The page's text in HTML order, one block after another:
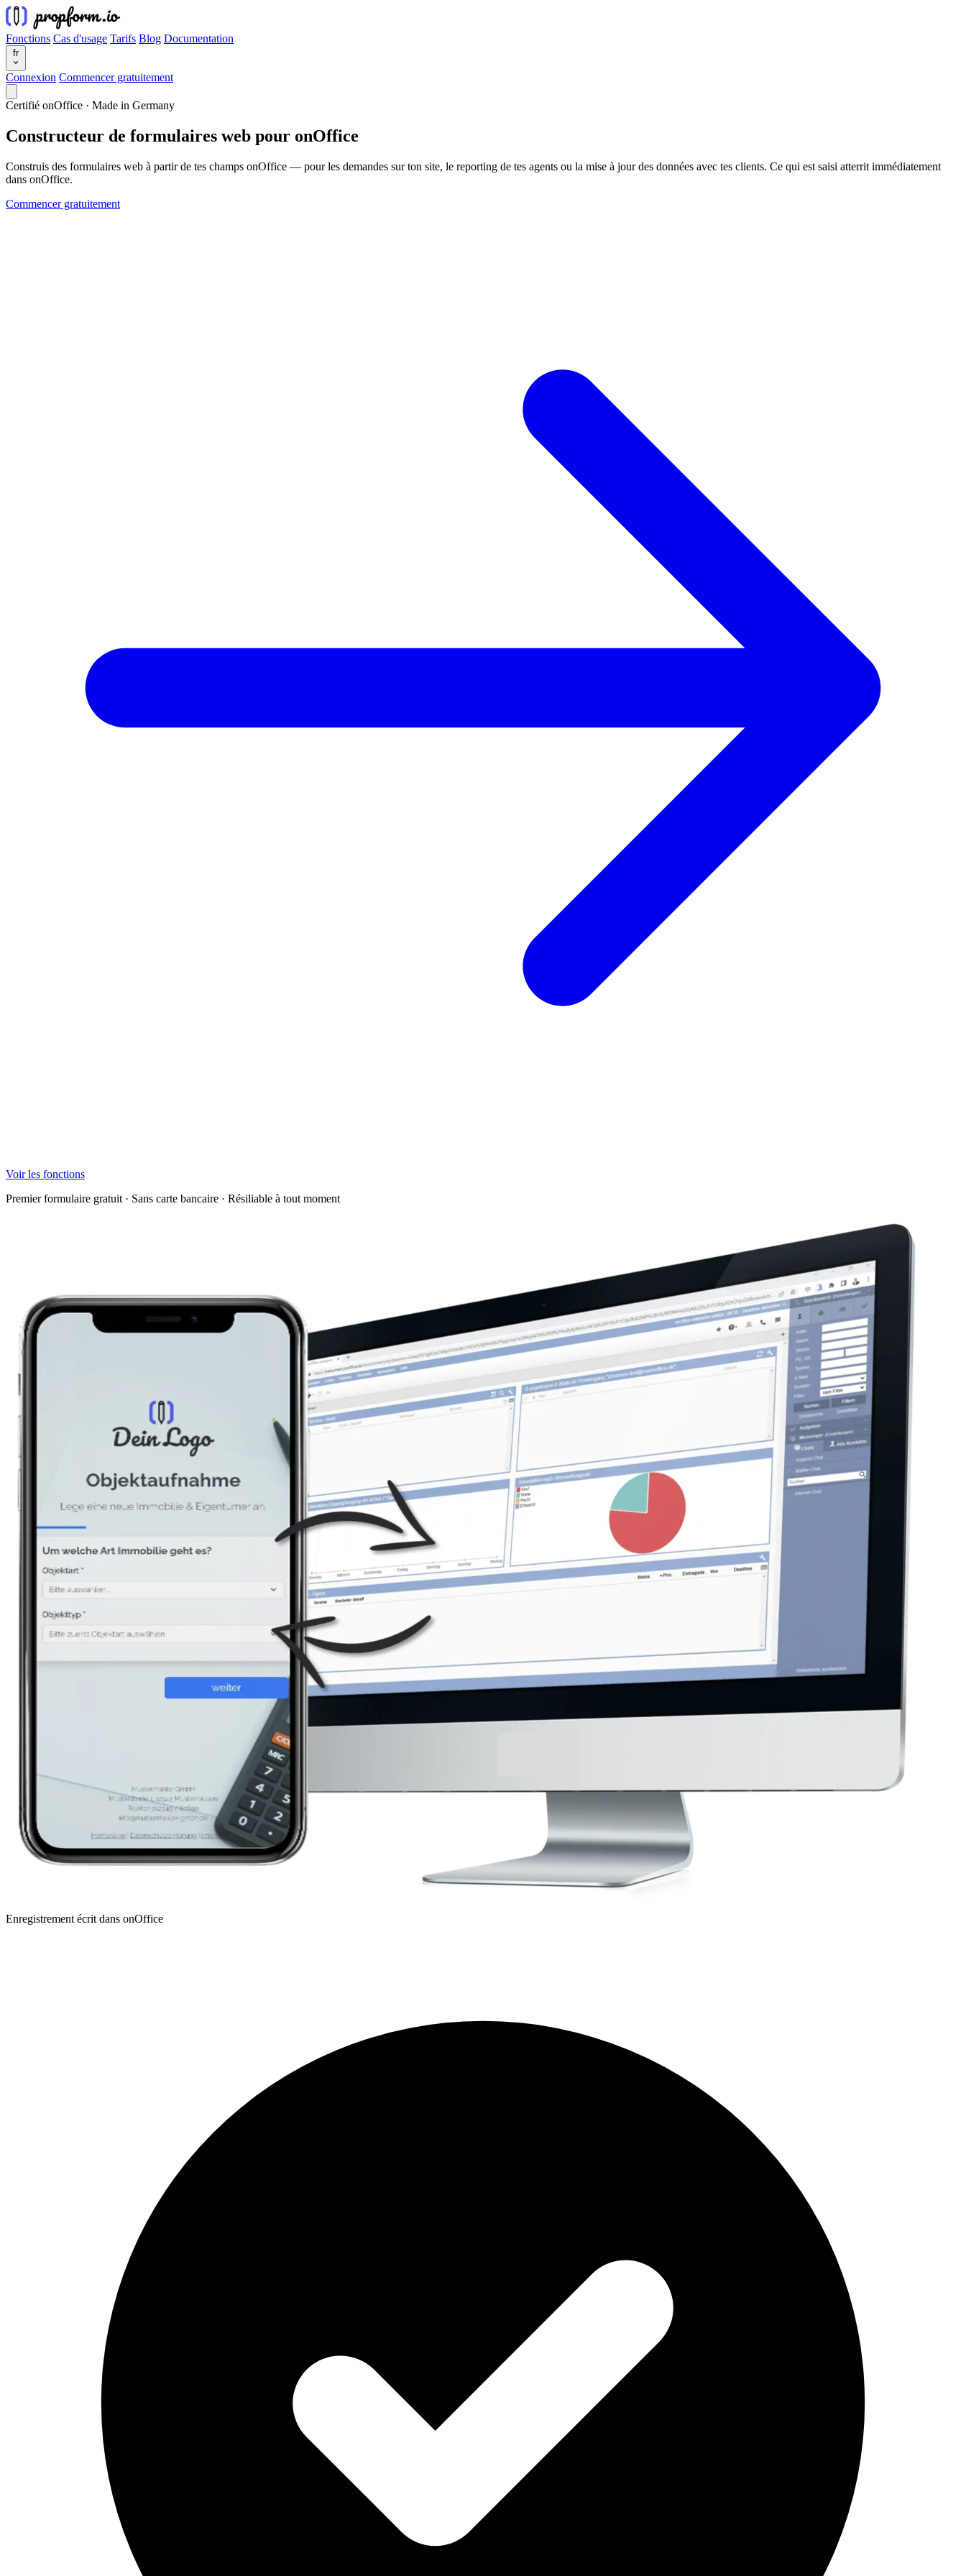
Fonctions Cas d'usage Tarifs Blog Documentation
fr
Connexion Commencer gratuitement
Certifié onOffice · Made in Germany
Constructeur de formulaires web pour onOffice
Construis des formulaires web à partir de tes champs onOffice — pour les demandes sur ton site, le reporting de tes agents ou la mise à jour des données avec tes clients. Ce qui est saisi atterrit immédiatement
dans onOffice.
Commencer gratuitement
Voir les fonctions
Premier formulaire gratuit · Sans carte bancaire · Résiliable à tout moment
Enregistrement écrit dans onOffice